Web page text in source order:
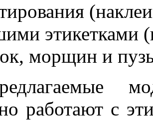
этикетками
морщин и
работают с